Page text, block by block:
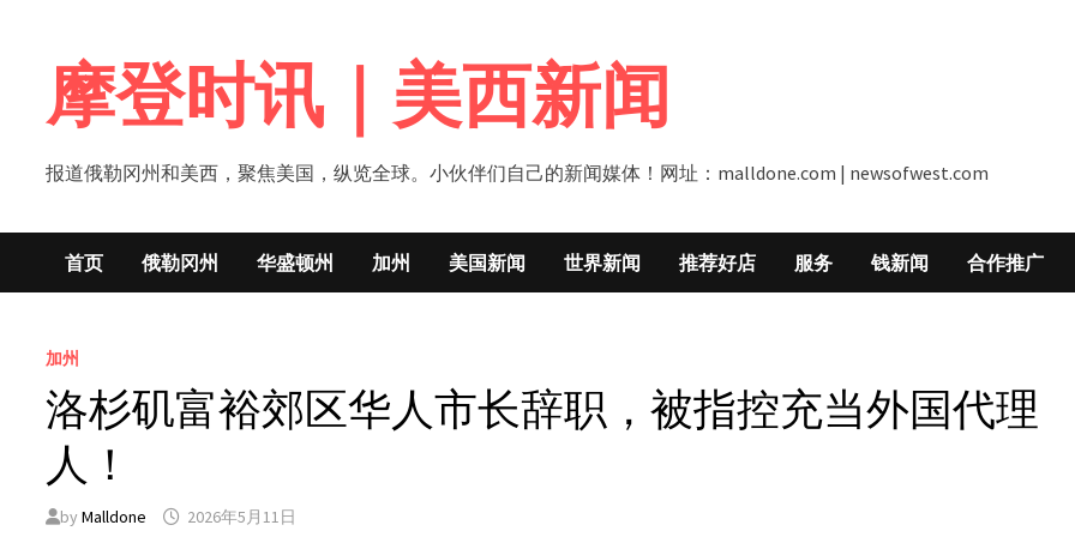
content摩登时讯｜美西新闻
报道俄勒冈州和美西，聚焦美国，纵览全球。小伙伴们自己的新闻媒体！网址：malldone.com | newsofwest.com
首页 俄勒冈州 华盛顿州 加州 美国新闻 世界新闻 推荐好店 服务 钱新闻 合作推广
加州
洛杉矶富裕郊区华人市长辞职，被指控充当外国代理
人！
byMalldone 2026年5月11日